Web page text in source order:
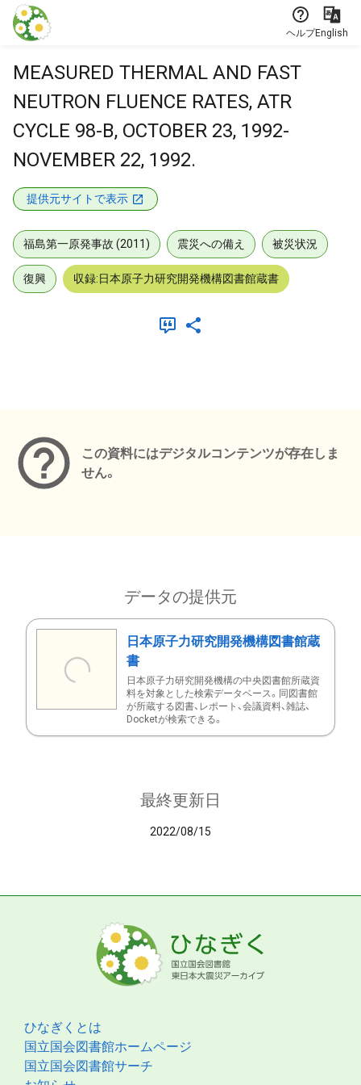
本文に飛ぶ
ヘルプEnglish
MEASURED THERMAL AND FAST
NEUTRON FLUENCE RATES, ATR
CYCLE 98-B, OCTOBER 23, 1992-
NOVEMBER 22, 1992.
提供元サイトで表示
福島第一原発事故 (2011) 震災への備え 被災状況
復興 収録:日本原子力研究開発機構図書館蔵書
この資料にはデジタルコンテンツが存在しま
せん。
データの提供元
日本原子力研究開発機構図書館蔵
書
日本原子力研究開発機構の中央図書館所蔵資
料を対象とした検索データベース。同図書館
が所蔵する図書、レポート、会議資料、雑誌、
Docketが検索できる。
最終更新日
2022/08/15
ひなぎくとは
国立国会図書館ホームページ
国立国会図書館サーチ